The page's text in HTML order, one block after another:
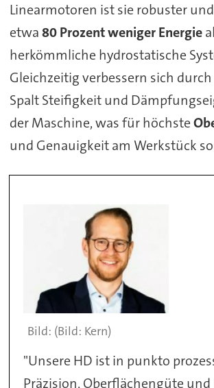
Linearmotoren ist sie robuster
etwa80 Prozent weniger Energie
herkömmliche hydrostatische
Gleichzeitig verbessern sich
Spalt Steifigkeit und
der Maschine, was für höchste
und Genauigkeit am Werkstück
(Bild: Kern)
"Unsere HD ist in punkto
Präzision, Oberflächengüte